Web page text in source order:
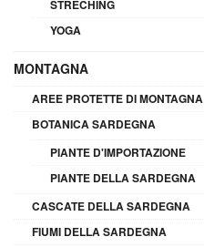
STRECHING
YOGA
MONTAGNA
AREE PROTETTE DI MONTAGNA
BOTANICA SARDEGNA
PIANTE D'IMPORTAZIONE
PIANTE DELLA SARDEGNA
CASCATE DELLA SARDEGNA
FIUMI DELLA SARDEGNA